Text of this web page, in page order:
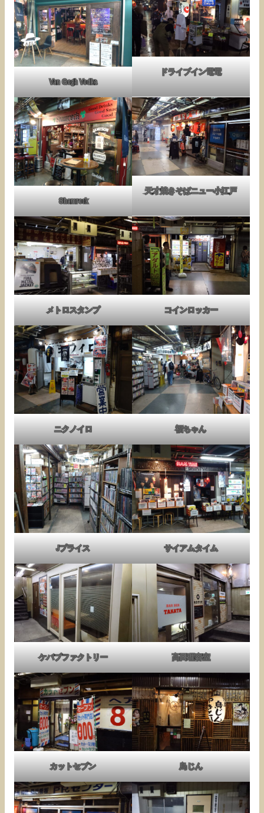
Van Gogh Vodka
ドライブイン電電
Shamrock
天才焼きそばニュー小江戸
メトロスタンプ コインロッカー
ニクノイロ 福ちゃん
Jプライス サイアムタイム
ケバブファクトリー 高田理容室
カットセブン 鳥じん